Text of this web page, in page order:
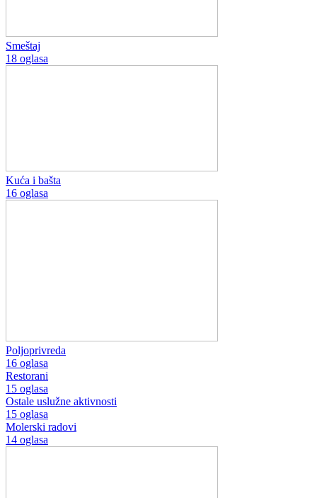
Smeštaj
18 oglasa
Kuća i bašta
16 oglasa
Poljoprivreda
16 oglasa
Restorani
15 oglasa
Ostale uslužne aktivnosti
15 oglasa
Molerski radovi
14 oglasa